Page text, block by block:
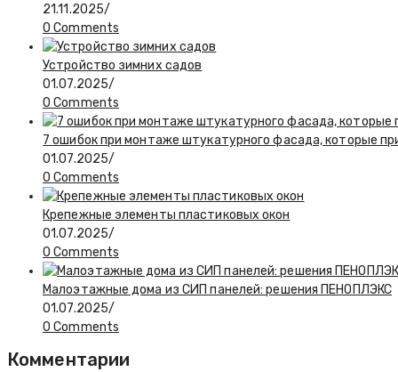
21.11.2025/
0 Comments
Устройство зимних садов
01.07.2025/
0 Comments
7 ошибок при монтаже штукатурного фасада, которые
01.07.2025/
0 Comments
Крепежные элементы пластиковых окон
01.07.2025/
0 Comments
Малоэтажные дома из СИП панелей: решения ПЕНОПЛЭКС
01.07.2025/
0 Comments
Комментарии